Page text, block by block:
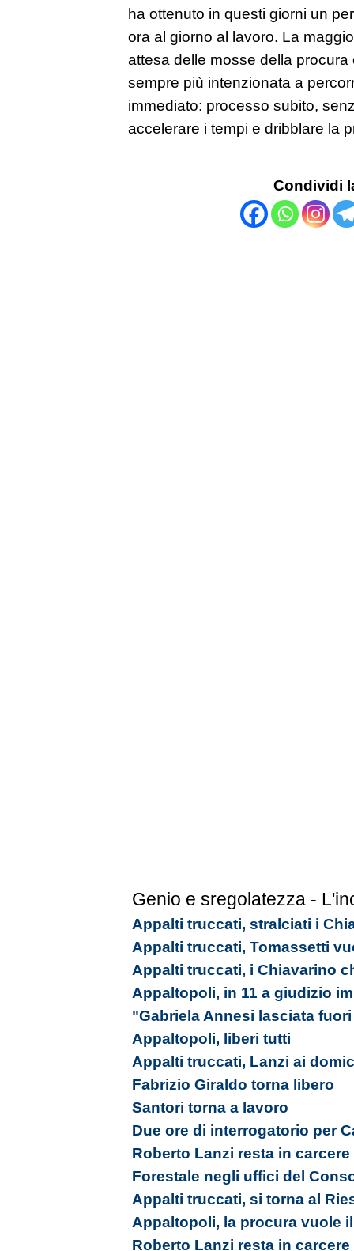
ha ottenuto in questi giorni un
ora al giorno al lavoro. La
attesa delle mosse della
sempre più intenzionata a
immediato: processo subito,
accelerare i tempi e dribblare la
Condividi
Genio e sregolatezza -
Appalti truccati, stralciati i
Appalti truccati, Tomassetti
Appalti truccati, i Chiavarino
Appaltopoli, in 11 a giudizio
"Gabriela Annesi lasciata
Appaltopoli, liberi tutti
Appalti truccati, Lanzi ai
Fabrizio Giraldo torna libero
Santori torna a lavoro
Due ore di interrogatorio per
Roberto Lanzi resta in carcere
Forestale negli uffici del
Appalti truccati, si torna al
Appaltopoli, la procura vuole
Roberto Lanzi resta in carcere